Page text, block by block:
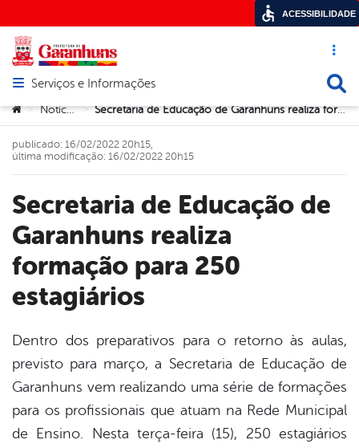
Acesso
Abrir menu principal de navegação
Serviços e Informações
Você está aqui:
> Notícias > Secretaria de Educação de Garanhuns realiza formação para 250 estagiários
Secretaria de Educação de
Garanhuns realiza
formação para 250
estagiários
publicado: 16/02/2022 20h15,
última modificação: 16/02/2022 20h15
Dentro dos preparativos para o retorno às aulas,
previsto para março, a Secretaria de Educação de
Garanhuns vem realizando uma série de formações
para os profissionais que atuam na Rede Municipal
de Ensino. Nesta terça-feira (15), 250 estagiários
ACESSIBILIDADE